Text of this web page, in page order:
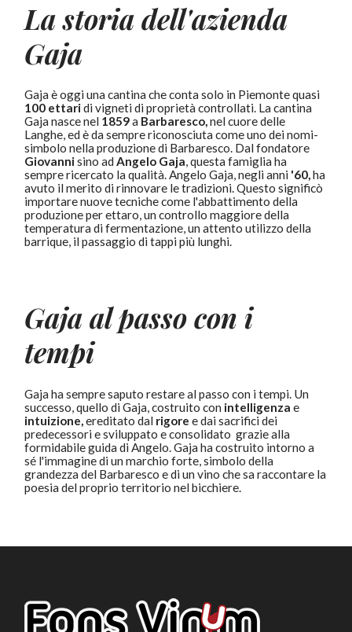
La storia dell'azienda
Gaja
Gaja è oggi una cantina che conta solo in Piemonte quasi
100 ettaridi vigneti di proprietà controllati. La cantina
Gaja nasce nel 1859a Barbaresco,nel cuore delle
Langhe, ed è da sempre riconosciuta come uno dei nomi-
simbolo nella produzione di Barbaresco. Dal fondatore
Giovannisino adAngelo Gaja, questa famiglia ha
sempre ricercato la qualità. Angelo Gaja, negli anni '60,ha
avuto il merito di rinnovare le tradizioni. Questo significò
importare nuove tecniche come l'abbattimento della
produzione per ettaro, un controllo maggiore della
temperatura di fermentazione, un attento utilizzo della
barrique, il passaggio di tappi più lunghi.
Gaja al passo con i
tempi
Gaja ha sempre saputo restare al passo con i tempi. Un
successo, quello di Gaja, costruito con intelligenza e
intuizione, ereditato dal rigore e dai sacrifici dei
predecessori e sviluppato e consolidato grazie alla
formidabile guida di Angelo. Gaja ha costruito intorno a
sé l'immagine di un marchio forte, simbolo della
grandezza del Barbaresco e di un vino che sa raccontare la
poesia del proprio territorio nel bicchiere.